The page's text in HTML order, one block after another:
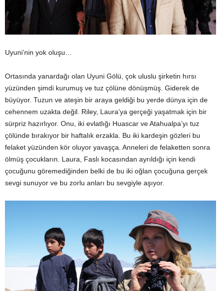
Uyuni’nin yok oluşu…
Ortasında yanardağı olan Uyuni Gölü, çok uluslu şirketin hırsı
yüzünden şimdi kurumuş ve tuz çölüne dönüşmüş. Giderek de
büyüyor. Tuzun ve ateşin bir araya geldiği bu yerde dünya için de
cehennem uzakta değil. Riley, Laura’ya gerçeği yaşatmak için bir
sürpriz hazırlıyor. Onu, iki evlatlığı Huascar ve Atahualpa’yı tuz
çölünde bırakıyor bir haftalık erzakla. Bu iki kardeşin gözleri bu
felaket yüzünden kör oluyor yavaşça. Anneleri de felaketten sonra
ölmüş çocukların. Laura, Faslı kocasından ayrıldığı için kendi
çocuğunu göremediğinden belki de bu iki oğlan çocuğuna gerçek
sevgi sunuyor ve bu zorlu anları bu sevgiyle aşıyor.